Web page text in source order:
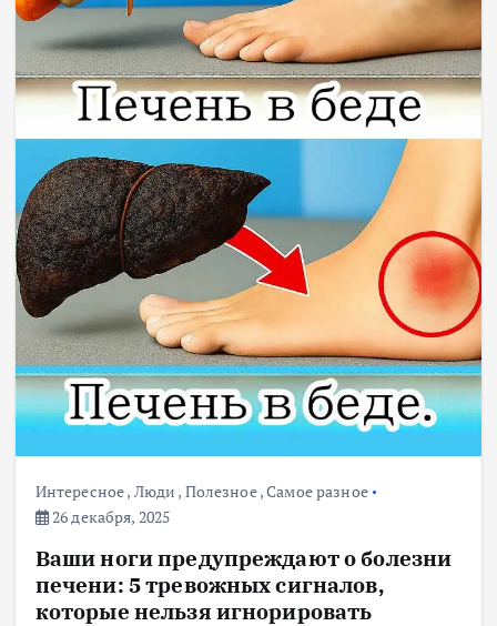
Интересное, Люди , Полезное,Самое разное
26 декабря, 2025
Ваши ноги предупреждают о болезни
печени: 5 тревожных сигналов,
которые нельзя игнорировать